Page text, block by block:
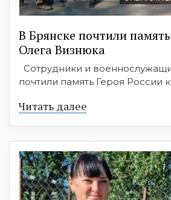
В Брянске почтили
Олега Визнюка
Сотрудники и
почтили память Героя России
Читать далее